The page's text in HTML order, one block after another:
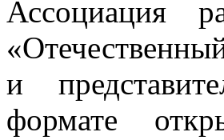
Ассоциация
и
формате